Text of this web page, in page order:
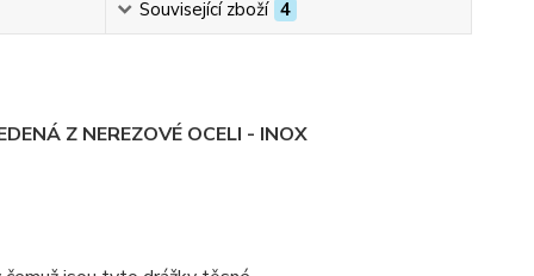
Související zboží 4
Z NEREZOVÉ OCELI - INOX